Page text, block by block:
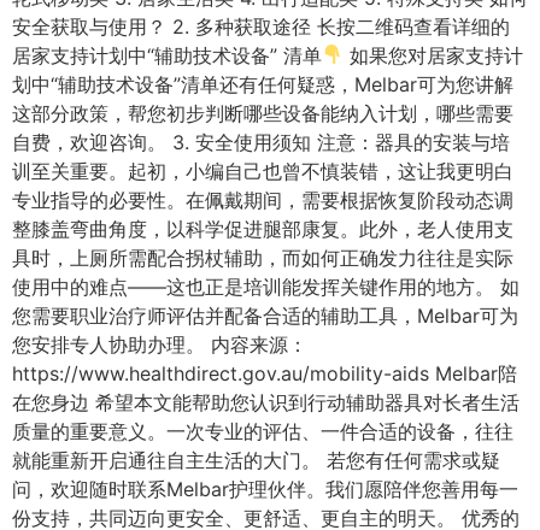
安全获取与使用？ 2. 多种获取途径 长按二维码查看详细的
居家支持计划中“辅助技术设备” 清单
如果您对居家支持计
划中“辅助技术设备”清单还有任何疑惑，Melbar可为您讲解
这部分政策，帮您初步判断哪些设备能纳入计划，哪些需要
自费，欢迎咨询。 3. 安全使用须知 注意：器具的安装与培
训至关重要。起初，小编自己也曾不慎装错，这让我更明白
专业指导的必要性。在佩戴期间，需要根据恢复阶段动态调
整膝盖弯曲角度，以科学促进腿部康复。此外，老人使用支
具时，上厕所需配合拐杖辅助，而如何正确发力往往是实际
使用中的难点——这也正是培训能发挥关键作用的地方。 如
您需要职业治疗师评估并配备合适的辅助工具，Melbar可为
您安排专人协助办理。 内容来源：
https://www.healthdirect.gov.au/mobility-aids Melbar陪
在您身边 希望本文能帮助您认识到行动辅助器具对长者生活
质量的重要意义。一次专业的评估、一件合适的设备，往往
就能重新开启通往自主生活的大门。 若您有任何需求或疑
问，欢迎随时联系Melbar护理伙伴。我们愿陪伴您善用每一
份支持，共同迈向更安全、更舒适、更自主的明天。 优秀的